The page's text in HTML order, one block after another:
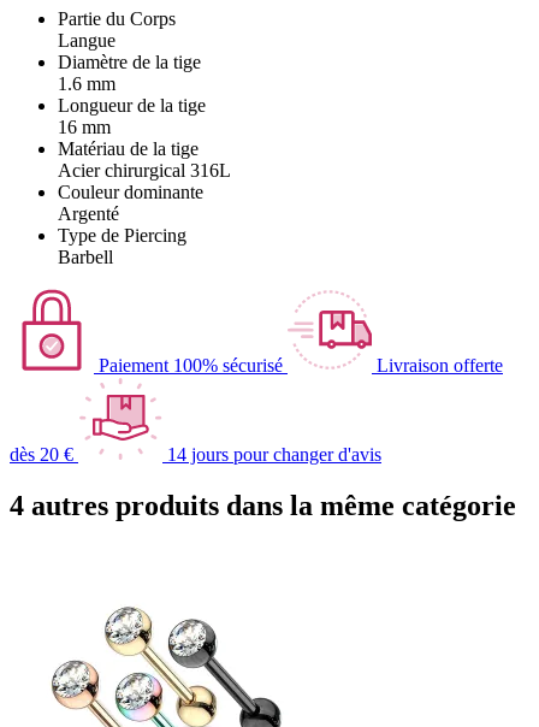
Partie du Corps
Langue
Diamètre de la tige
1.6 mm
Longueur de la tige
16 mm
Matériau de la tige
Acier chirurgical 316L
Couleur dominante
Argenté
Type de Piercing
Barbell
Paiement 100% sécurisé Livraison offerte
dès 20 € 14 jours pour changer d'avis
4 autres produits dans la même catégorie